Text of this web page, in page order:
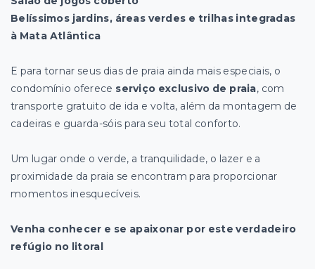
Belíssimos jardins, áreas verdes e trilhas integradas
à Mata Atlântica
E para tornar seus dias de praia ainda mais especiais, o
condomínio oferece serviço exclusivo de praia, com
transporte gratuito de ida e volta, além da montagem de
cadeiras e guarda-sóis para seu total conforto.
Um lugar onde o verde, a tranquilidade, o lazer e a
proximidade da praia se encontram para proporcionar
momentos inesquecíveis.
Venha conhecer e se apaixonar por este verdadeiro
refúgio no litoral